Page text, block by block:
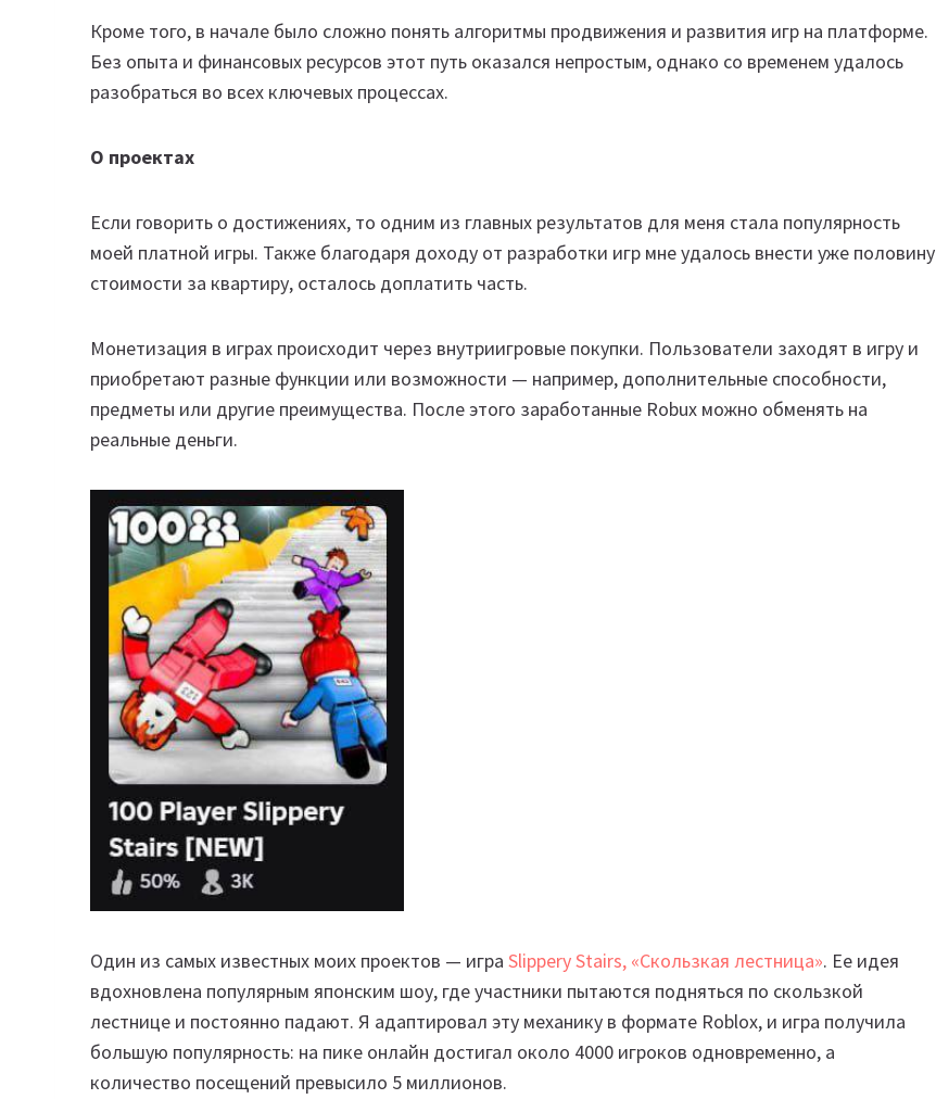
Кроме того, в начале было сложно понять алгоритмы продвижения и развития игр на платформе.
Без опыта и финансовых ресурсов этот путь оказался непростым, однако со временем удалось
разобраться во всех ключевых процессах.
О проектах
Если говорить о достижениях, то одним из главных результатов для меня стала популярность
моей платной игры. Также благодаря доходу от разработки игр мне удалось внести уже половину
стоимости за квартиру, осталось доплатить часть.
Монетизация в играх происходит через внутриигровые покупки. Пользователи заходят в игру и
приобретают разные функции или возможности — например, дополнительные способности,
предметы или другие преимущества. После этого заработанные Robux можно обменять на
реальные деньги.
Один из самых известных моих проектов — игра Slippery Stairs, «Скользкая лестница». Ее идея
вдохновлена популярным японским шоу, где участники пытаются подняться по скользкой
лестнице и постоянно падают. Я адаптировал эту механику в формате Roblox, и игра получила
большую популярность: на пике онлайн достигал около 4000 игроков одновременно, а
количество посещений превысило 5 миллионов.